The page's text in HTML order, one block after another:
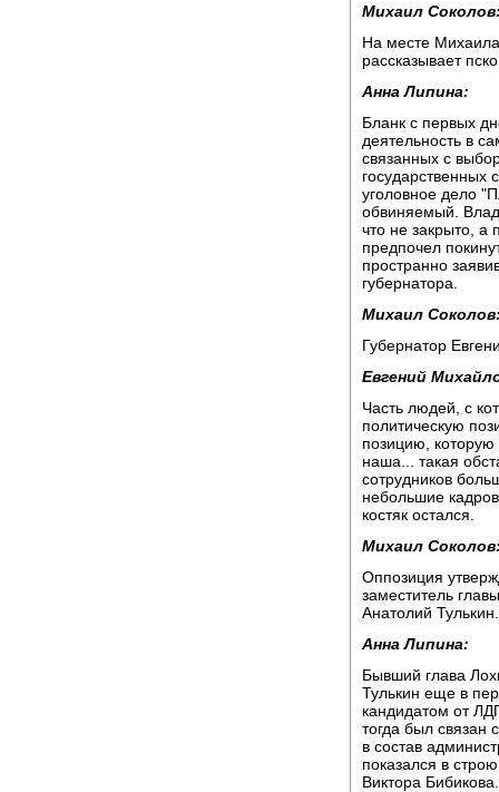
Михаил
На месте
рассказывает
Анна Липина:
Бланк с первых
деятельность в
связанных с
уголовное дело
обвиняемый.
что не закрыто, а
предпочел
пространно
губернатора.
Михаил
Губернатор
Евгений
Часть людей, с
политическую
позицию,
наша... такая
сотрудников
небольшие
костяк остался.
Михаил
Оппозиция
заместитель
Анатолий
Анна Липина:
Бывший глава
Тулькин еще в
кандидатом от
тогда был
в состав
показался в
Виктора Бибикова.